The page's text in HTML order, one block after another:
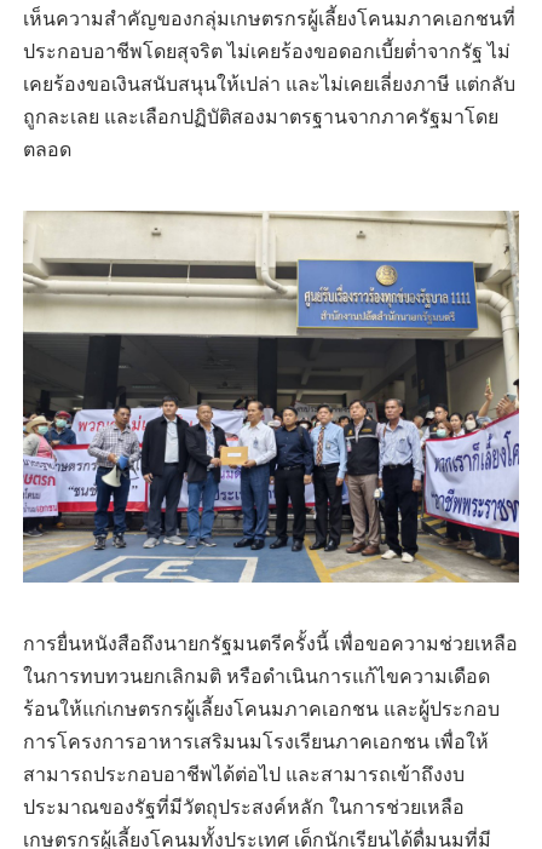
เห็นความสำคัญของกลุ่มเกษตรกรผู้เลี้ยงโคนมภาคเอกชนที่
ประกอบอาชีพโดยสุจริต ไม่เคยร้องขอดอกเบี้ยต่ำจากรัฐ ไม่
เคยร้องขอเงินสนับสนุนให้เปล่า และไม่เคยเลี่ยงภาษี แต่กลับ
ถูกละเลย และเลือกปฏิบัติสองมาตรฐานจากภาครัฐมาโดย
ตลอด
การยื่นหนังสือถึงนายกรัฐมนตรีครั้งนี้ เพื่อขอความช่วยเหลือ
ในการทบทวนยกเลิกมติ หรือดำเนินการแก้ไขความเดือด
ร้อนให้แก่เกษตรกรผู้เลี้ยงโคนมภาคเอกชน และผู้ประกอบ
การโครงการอาหารเสริมนมโรงเรียนภาคเอกชน เพื่อให้
สามารถประกอบอาชีพได้ต่อไป และสามารถเข้าถึงงบ
ประมาณของรัฐที่มีวัตถุประสงค์หลัก ในการช่วยเหลือ
เกษตรกรผู้เลี้ยงโคนมทั้งประเทศ เด็กนักเรียนได้ดื่มนมที่มี